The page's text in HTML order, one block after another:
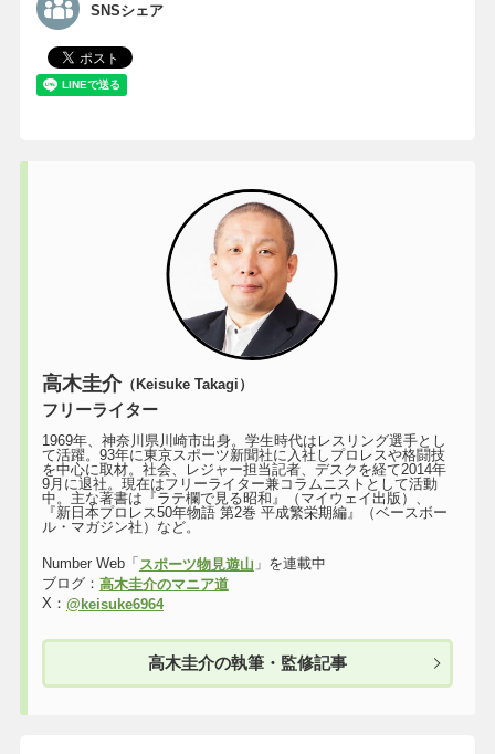
SNSシェア
高木圭介（Keisuke Takagi）
フリーライター
1969年、神奈川県川崎市出身。学生時代はレスリング選手とし
て活躍。93年に東京スポーツ新聞社に入社しプロレスや格闘技
を中心に取材。社会、レジャー担当記者、デスクを経て2014年
9月に退社。現在はフリーライター兼コラムニストとして活動
中。主な著書は『ラテ欄で見る昭和』（マイウェイ出版）、
『新日本プロレス50年物語 第2巻 平成繁栄期編』（ベースボー
ル・マガジン社）など。
Number Web「 スポーツ物見遊山 」を連載中
ブログ： 高木圭介のマニア道
X： @keisuke6964
高木圭介の執筆・監修記事